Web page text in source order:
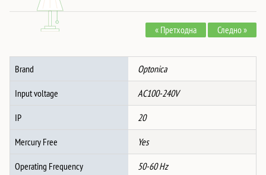
/
Type-
« Претходна Следно »
Brand Optonica
Input voltage AC100-240V
IP 20
Mercury Free Yes
Operating Frequency 50-60 Hz